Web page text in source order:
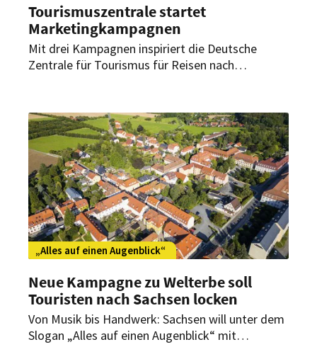
Tourismuszentrale startet
Marketingkampagnen
Mit drei Kampagnen inspiriert die Deutsche
Zentrale für Tourismus für Reisen nach
Tradition.
„Alles auf einen Augenblick“
Neue Kampagne zu Welterbe soll
Touristen nach Sachsen locken
Von Musik bis Handwerk: Sachsen will unter dem
Slogan „Alles auf einen Augenblick“ mit